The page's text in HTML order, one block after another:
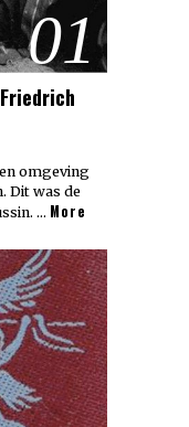
01
omgeving
Dit was de
… More